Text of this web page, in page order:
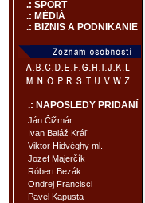
.: ŠPORT
.: MÉDIÁ
.: BIZNIS A PODNIKANIE
.: NAPOSLEDY PRIDANÍ
Ján Čižmár
Ivan Baláž Kráľ
Viktor Hidvéghy ml.
Jozef Majerčík
Róbert Bezák
Ondrej Francisci
Pavel Kapusta